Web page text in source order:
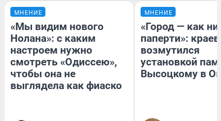
МНЕНИЕ
«Мы видим нового
Нолана»: с каким
настроем нужно
смотреть «Одиссею»,
чтобы она не
выглядела как фиаско
МНЕНИЕ
«Город — как
паперти»:
возмутился
установкой
Высоцкому в